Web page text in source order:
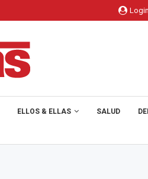
ELLOS & ELLAS SALUD